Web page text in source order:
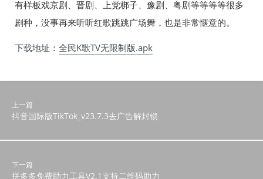
有样板戏京剧、晋剧、上党梆子、豫剧、粤剧等等等等很多
剧种，没事再来听听红歌跳跳广场舞，也是非常惬意的。
下载地址： 全民K歌TV无限制版.apk
上一篇
抖音国际版TikTok_v23.7.3去广告解封锁
下一篇
拼多多免费助力工具V2.1支持二维码助力